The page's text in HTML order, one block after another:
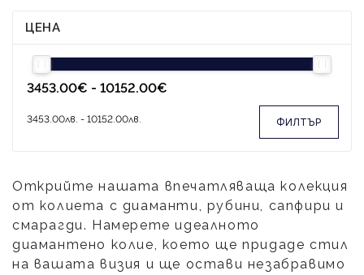
ЦЕНА
ФИЛТЪР
Открийте нашата впечатляваща колекция
от колиета с диаманти, рубини, сапфири и
смарагди. Намерете идеалното
диамантено колие, което ще придаде стил
на вашата визия и ще остави незабравимо